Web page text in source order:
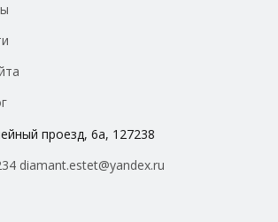
проезд, 6а, 127238
diamant.estet@yandex.ru